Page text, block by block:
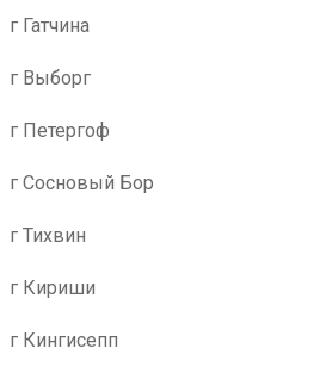
г Гатчина
г Выборг
г Петергоф
г Сосновый Бор
г Тихвин
г Кириши
г Кингисепп